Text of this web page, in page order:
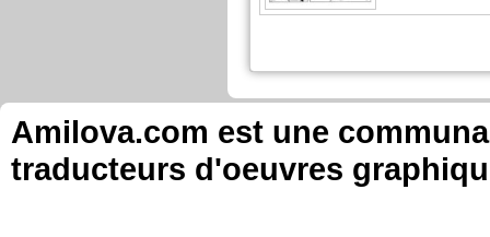
Amilova.com est une
traducteurs d'oeuvres